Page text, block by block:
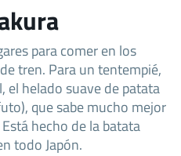
para comer en los
tren. Para un tentempié,
el helado suave de patata
que sabe mucho mejor
hecho de la batata
todo Japón.